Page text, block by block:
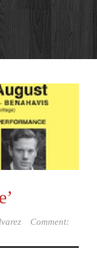
Comment: